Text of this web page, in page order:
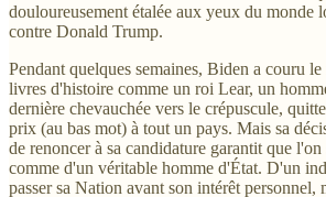
douloureusement étalée aux yeux du monde
contre Donald Trump.
Pendant quelques semaines, Biden a couru
livres d'histoire comme un roi Lear, un
dernière chevauchée vers le crépuscule,
prix (au bas mot) à tout un pays. Mais sa
de renoncer à sa candidature garantit que
comme d'un véritable homme d'État. D'un
passer sa Nation avant son intérêt personnel,